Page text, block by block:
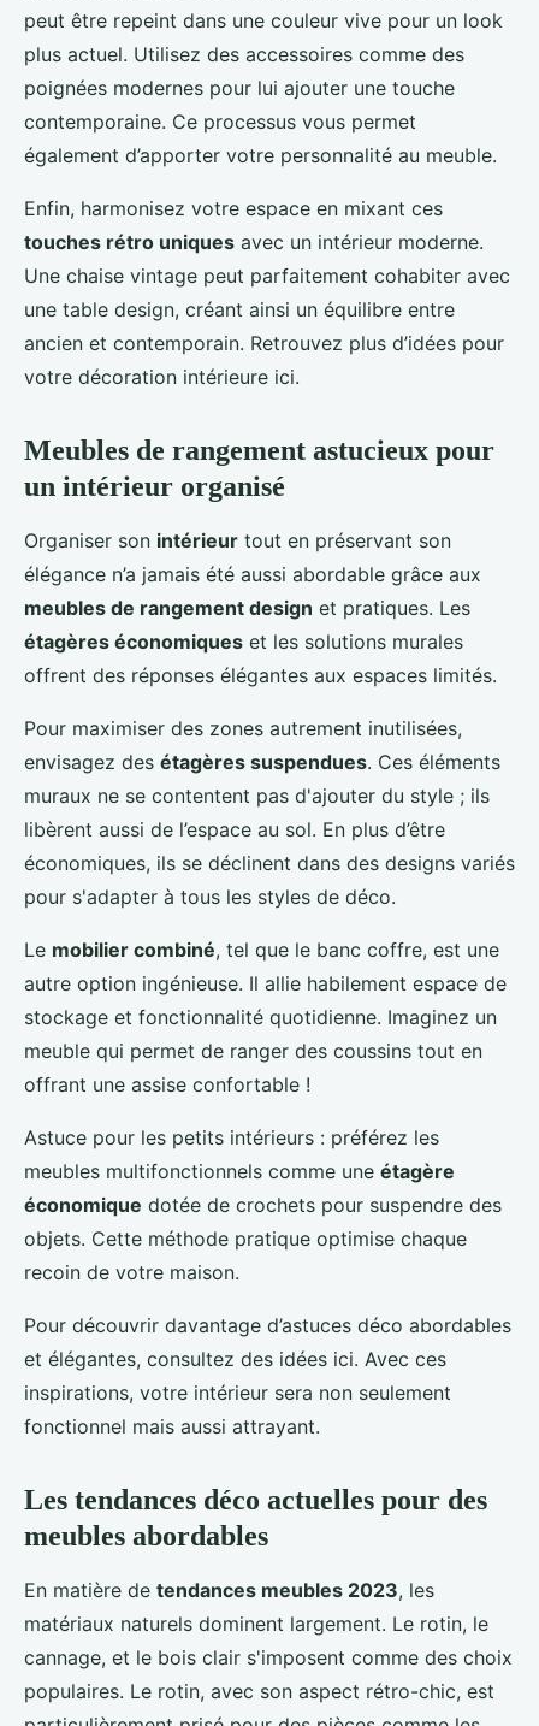
peut être repeint dans une couleur vive pour un look
plus actuel. Utilisez des accessoires comme des
poignées modernes pour lui ajouter une touche
contemporaine. Ce processus vous permet
également d’apporter votre personnalité au meuble.
Enfin, harmonisez votre espace en mixant ces
touches rétro uniques avec un intérieur moderne.
Une chaise vintage peut parfaitement cohabiter avec
une table design, créant ainsi un équilibre entre
ancien et contemporain. Retrouvez plus d’idées pour
votre décoration intérieure ici.
Meubles de rangement astucieux pour
un intérieur organisé
Organiser son intérieur tout en préservant son
élégance n’a jamais été aussi abordable grâce aux
meubles de rangement design et pratiques. Les
étagères économiques et les solutions murales
offrent des réponses élégantes aux espaces limités.
Pour maximiser des zones autrement inutilisées,
envisagez des étagères suspendues. Ces éléments
muraux ne se contentent pas d'ajouter du style ; ils
libèrent aussi de l’espace au sol. En plus d’être
économiques, ils se déclinent dans des designs variés
pour s'adapter à tous les styles de déco.
Le mobilier combiné, tel que le banc coffre, est une
autre option ingénieuse. Il allie habilement espace de
stockage et fonctionnalité quotidienne. Imaginez un
meuble qui permet de ranger des coussins tout en
offrant une assise confortable !
Astuce pour les petits intérieurs : préférez les
meubles multifonctionnels comme une étagère
économique dotée de crochets pour suspendre des
objets. Cette méthode pratique optimise chaque
recoin de votre maison.
Pour découvrir davantage d’astuces déco abordables
et élégantes, consultez des idées ici. Avec ces
inspirations, votre intérieur sera non seulement
fonctionnel mais aussi attrayant.
Les tendances déco actuelles pour des
meubles abordables
En matière de tendances meubles 2023, les
matériaux naturels dominent largement. Le rotin, le
cannage, et le bois clair s'imposent comme des choix
populaires. Le rotin, avec son aspect rétro-chic, est